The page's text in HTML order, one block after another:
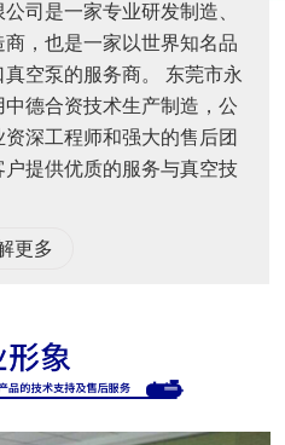
司是一家专业研发制造、
，也是一家以世界知名品
空泵的服务商。 东莞市永
德合资技术生产制造，公
深工程师和强大的售后团
提供优质的服务与真空技
更多